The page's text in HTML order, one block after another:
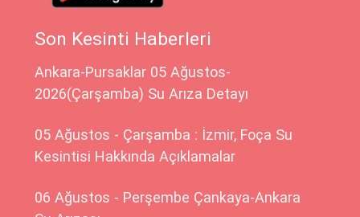
Son Kesinti Haberleri
Ankara-Pursaklar 05 Ağustos-
2026(Çarşamba) Su Arıza Detayı
05 Ağustos - Çarşamba : İzmir, Foça Su
Kesintisi Hakkında Açıklamalar
06 Ağustos - Perşembe Çankaya-Ankara